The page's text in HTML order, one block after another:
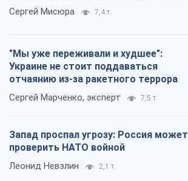
Сергей Мисюра 7,4 т.
"Мы уже переживали и худшее":
Украине не стоит поддаваться
отчаянию из-за ракетного террора
Сергей Марченко, эксперт 7,5 т.
Запад проспал угрозу: Россия может
проверить НАТО войной
Леонид Невзлин 2,1 т.